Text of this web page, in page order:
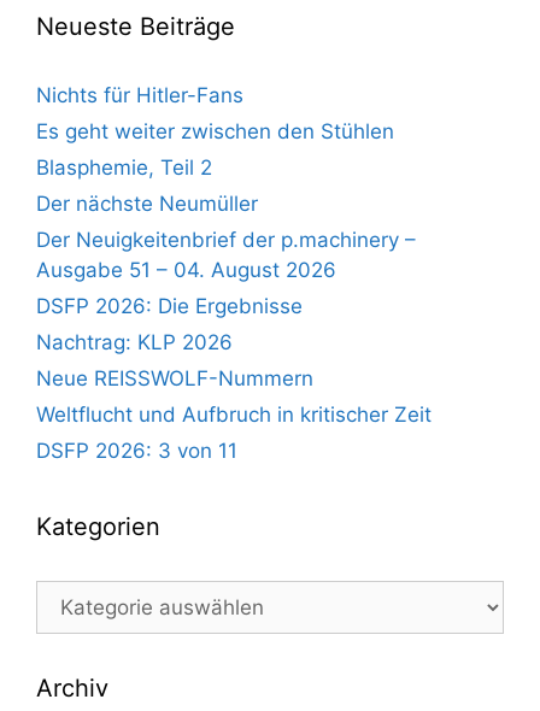
Neueste Beiträge
Nichts für Hitler-Fans
Es geht weiter zwischen den Stühlen
Blasphemie, Teil 2
Der nächste Neumüller
Der Neuigkeitenbrief der p.machinery –
Ausgabe 51 – 04. August 2026
DSFP 2026: Die Ergebnisse
Nachtrag: KLP 2026
Neue REISSWOLF-Nummern
Weltflucht und Aufbruch in kritischer Zeit
DSFP 2026: 3 von 11
Kategorien
Kategorien
Archiv